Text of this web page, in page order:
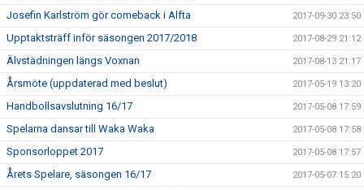
Josefin Karlström gör comeback i Alfta 2017-09-30 23:50
Upptaktsträff inför säsongen 2017/2018 2017-08-29 21:12
Älvstädningen längs Voxnan 2017-08-13 21:17
Årsmöte (uppdaterad med beslut) 2017-05-19 13:20
Handbollsavslutning 16/17 2017-05-08 17:59
Spelarna dansar till Waka Waka 2017-05-08 17:58
Sponsorloppet 2017 2017-05-08 17:57
Årets Spelare, säsongen 16/17 2017-05-07 15:20